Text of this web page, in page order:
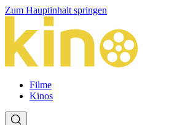
Zum Hauptinhalt springen
Filme
Kinos